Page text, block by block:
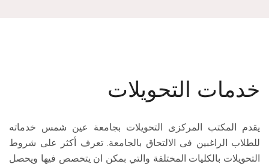
خدمات التحويلات
يقدم المكتب المركزى التحويلات بجامعة عين شمس خدماته
للطلاب الراغبين فى الالتحاق بالجامعة. تعرف أكثر على شروط
التحويلات بالكليات المختلفة والتي بمكن ان يتخصص فيها ويحصل